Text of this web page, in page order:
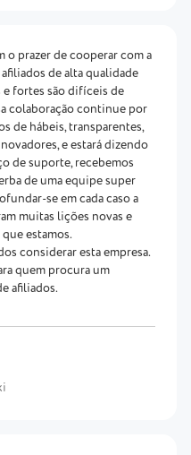
o prazer de cooperar com a
de alta qualidade
fortes são difíceis de
colaboração continue por
de hábeis, transparentes,
e estará dizendo
de suporte, recebemos
de uma equipe super
se em cada caso a
muitas lições novas e
estamos.
considerar esta empresa.
quem procura um
afiliados.